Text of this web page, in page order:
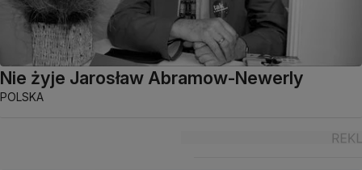
Nie żyje Jarosław Abramow-Newerly
POLSKA